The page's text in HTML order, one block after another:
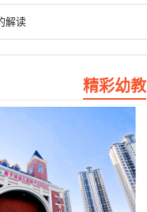
解读
精彩幼教